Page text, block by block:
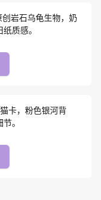
岩石乌龟生物，奶
质感。
卡，粉色银河背
。